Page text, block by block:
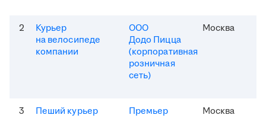
2
Курьер
на велосипеде
компании
ООО
Додо Пицца
(корпоративная
розничная
сеть)
Москва
3 Пеший курьер Премьер Москва